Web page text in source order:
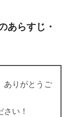
あらすじ・
ありがとうご
い！